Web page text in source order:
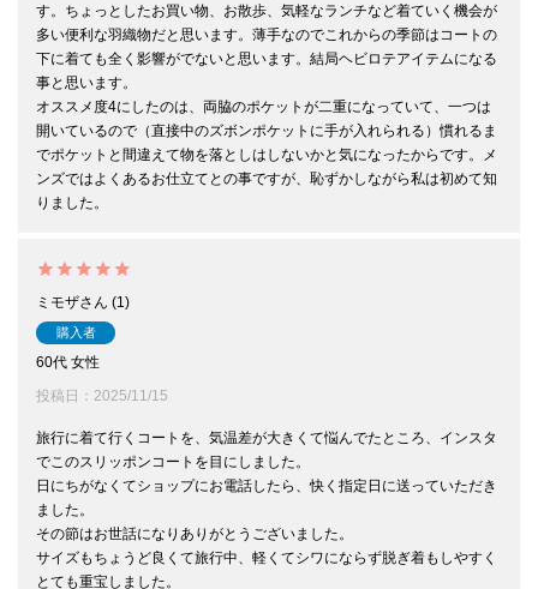
す。ちょっとしたお買い物、お散歩、気軽なランチなど着ていく機会が
多い便利な羽織物だと思います。薄手なのでこれからの季節はコートの
下に着ても全く影響がでないと思います。結局ヘビロテアイテムになる
事と思います。
オススメ度4にしたのは、両脇のポケットが二重になっていて、一つは
開いているので（直接中のズボンポケットに手が入れられる）慣れるま
でポケットと間違えて物を落としはしないかと気になったからです。メ
ンズではよくあるお仕立てとの事ですが、恥ずかしながら私は初めて知
りました。
ミモザ 1
購入者
60代 女性
投稿日
2025/11/15
旅行に着て行くコートを、気温差が大きくて悩んでたところ、インスタ
でこのスリッポンコートを目にしました。
日にちがなくてショップにお電話したら、快く指定日に送っていただき
ました。
その節はお世話になりありがとうございました。
サイズもちょうど良くて旅行中、軽くてシワにならず脱ぎ着もしやすく
とても重宝しました。